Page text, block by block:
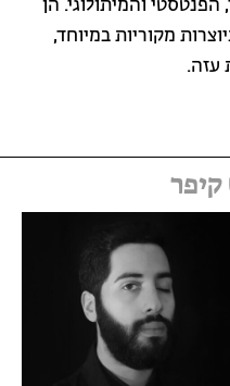
והמיתולוגי. הן
מקוריות במיוחד,
עזה.
קיפר